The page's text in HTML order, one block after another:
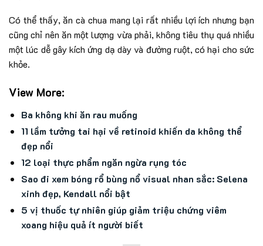
Có thể thấy, ăn cà chua mang lại rất nhiều lợi ích nhưng bạn
cũng chỉ nên ăn một lượng vừa phải, không tiêu thụ quá nhiều
một lúc dễ gây kích ứng dạ dày và đường ruột, có hại cho sức
khỏe.
View More:
Ba không khi ăn rau muống
11 lầm tưởng tai hại về retinoid khiến da không thể
đẹp nổi
12 loại thực phẩm ngăn ngừa rụng tóc
Sao đi xem bóng rổ bùng nổ visual nhan sắc: Selena
xinh đẹp, Kendall nổi bật
5 vị thuốc tự nhiên giúp giảm triệu chứng viêm
xoang hiệu quả ít người biết